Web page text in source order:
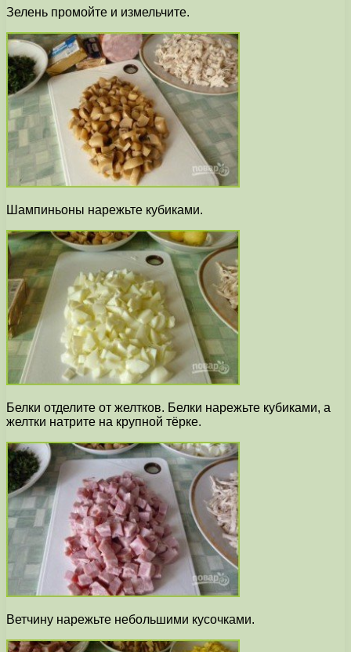
Зелень промойте и измельчите.
Шампиньоны нарежьте кубиками.
Белки отделите от желтков. Белки нарежьте кубиками, а
желтки натрите на крупной тёрке.
Ветчину нарежьте небольшими кусочками.